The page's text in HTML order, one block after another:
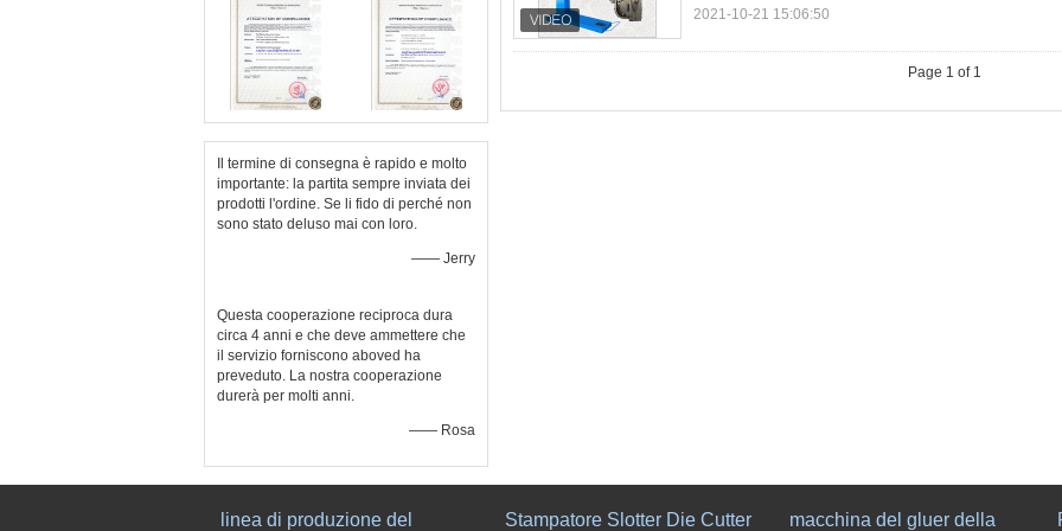
Il termine di consegna è rapido e molto
importante: la partita sempre inviata dei
prodotti l'ordine. Se li fido di perché non
sono stato deluso mai con loro.
—— Jerry
Questa cooperazione reciproca dura
circa 4 anni e che deve ammettere che
il servizio forniscono aboved ha
preveduto. La nostra cooperazione
durerà per molti anni.
—— Rosa
2021-10-21 15:06:50
Page 1 of 1
linea di produzione del Stampatore Slotter Die Cutter macchina del gluer della